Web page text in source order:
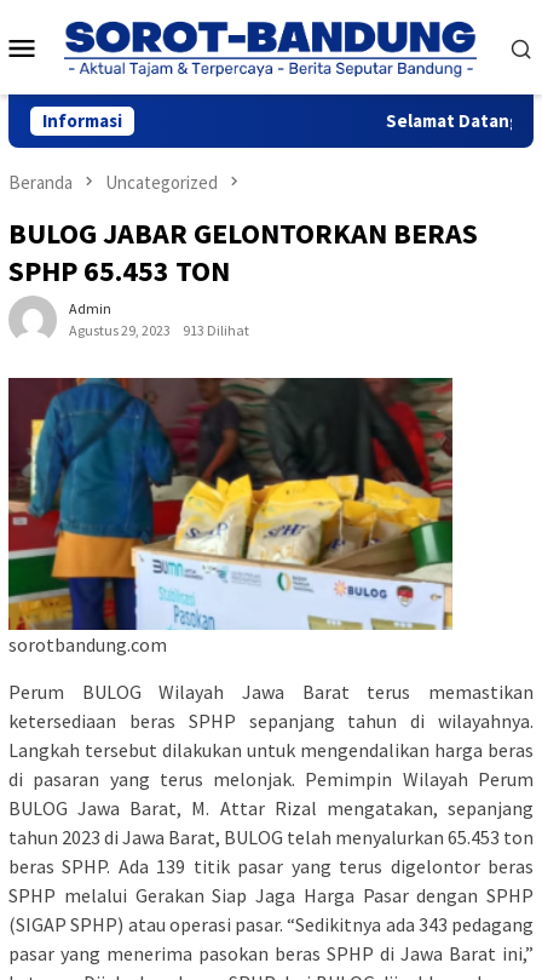
ke
konten
Menu
Mobile
Informasi Selamat Datang di
Beranda Uncategorized
BULOG JABAR GELONTORKAN BERAS
SPHP 65.453 TON
Admin
Agustus 29, 2023
913 Dilihat
sorotbandung.com
Perum BULOG Wilayah Jawa Barat terus memastikan
ketersediaan beras SPHP sepanjang tahun di wilayahnya.
Langkah tersebut dilakukan untuk mengendalikan harga beras
di pasaran yang terus melonjak. Pemimpin Wilayah Perum
BULOG Jawa Barat, M. Attar Rizal mengatakan, sepanjang
tahun 2023 di Jawa Barat, BULOG telah menyalurkan 65.453 ton
beras SPHP. Ada 139 titik pasar yang terus digelontor beras
SPHP melalui Gerakan Siap Jaga Harga Pasar dengan SPHP
(SIGAP SPHP) atau operasi pasar. “Sedikitnya ada 343 pedagang
pasar yang menerima pasokan beras SPHP di Jawa Barat ini,”